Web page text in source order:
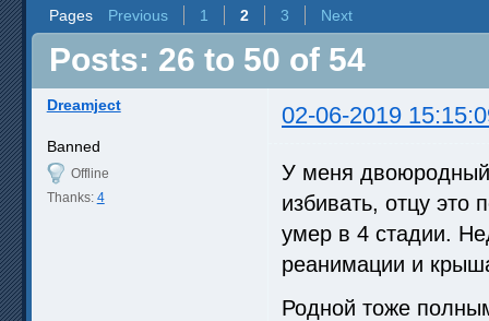
Pages Previous 1 2 3 Next
Posts: 26 to 50 of 54
Dreamject 02-06-2019
Banned
Offline
Thanks: 4
У меня двоюродный
избивать, отцу это
умер в 4 стадии.
реанимации и
Родной тоже